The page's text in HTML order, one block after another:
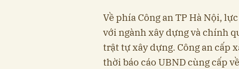
Về phía Công an TP Hà Nội,
với ngành xây dựng và chính
trật tự xây dựng. Công an cấp
thời báo cáo UBND cùng cấp